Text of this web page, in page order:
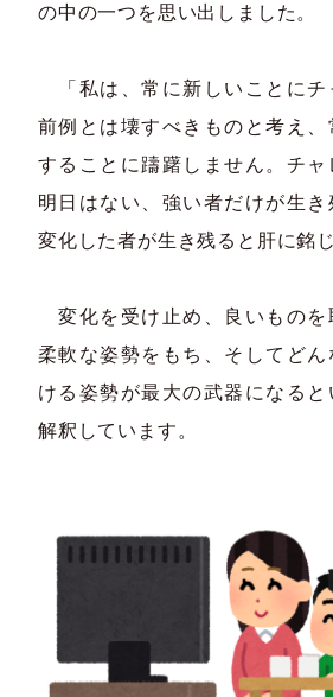
の中の一つを思い出しました。
「私は、常に新しいことにチ
前例とは壊すべきものと考え
することに躊躇しません。チャ
明日はない、強い者だけが生き
変化した者が生き残ると肝に銘
変化を受け止め、良いものを
柔軟な姿勢をもち、そしてど
ける姿勢が最大の武器になる
解釈しています。